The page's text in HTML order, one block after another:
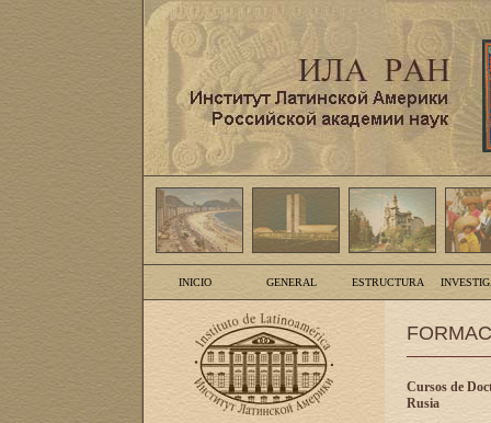
INICIO GENERAL ESTRUCTURA
Cursos de
Rusia